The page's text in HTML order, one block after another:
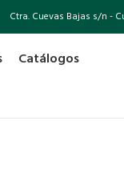
Ctra. Cuevas Bajas s/n -
Catálogos